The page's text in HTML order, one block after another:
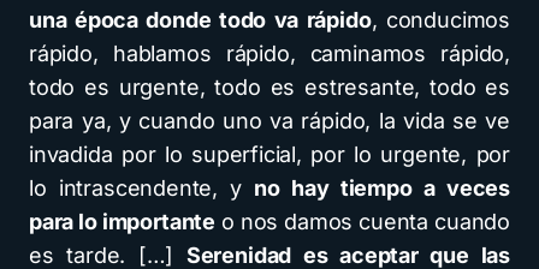
una época donde todo va rápido, conducimos
rápido, hablamos rápido, caminamos rápido,
todo es urgente, todo es estresante, todo es
para ya, y cuando uno va rápido, la vida se ve
invadida por lo superficial, por lo urgente, por
lo intrascendente, y no hay tiempo a veces
para lo importante o nos damos cuenta cuando
es tarde. […] Serenidad es aceptar que las